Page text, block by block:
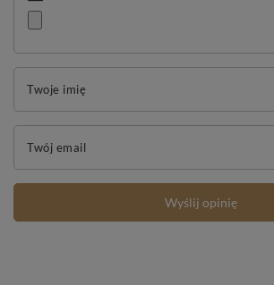
Twoje imię
Twój email
Wyślij opinię